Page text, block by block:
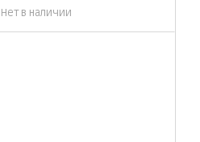
Нет в наличии